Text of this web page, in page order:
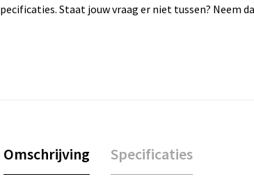
Staat jouw vraag er niet tussen? Neem
Omschrijving Specificaties